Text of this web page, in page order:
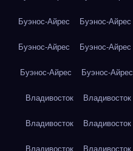
Буэнос-Айрес Буэнос-Айрес
Буэнос-Айрес Буэнос-Айрес
Буэнос-Айрес Буэнос-Айрес
Владивосток Владивосток
Владивосток Владивосток
Владивосток Владивосток